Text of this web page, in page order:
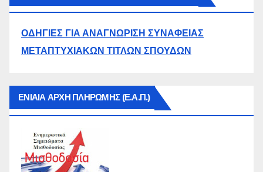
ΟΔΗΓΙΕΣ ΓΙΑ ΑΝΑΓΝΩΡΙΣΗ ΣΥΝΑΦΕΙΑΣ
ΜΕΤΑΠΤΥΧΙΑΚΩΝ ΤΙΤΛΩΝ ΣΠΟΥΔΩΝ
ΕΝΙΑΙΑ ΑΡΧΗ ΠΛΗΡΩΜΗΣ (Ε.Α.Π.)